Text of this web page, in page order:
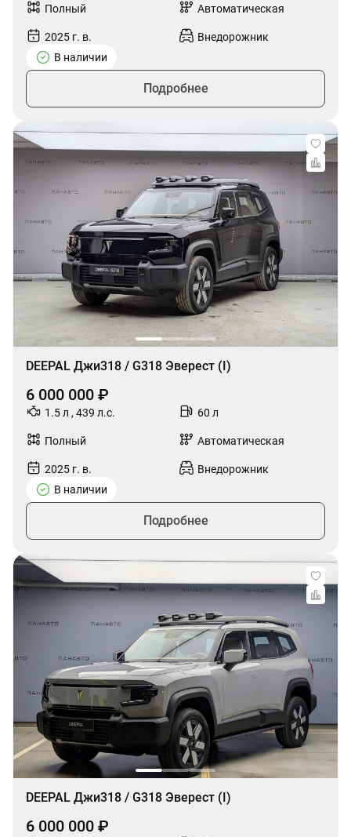
Полный Автоматическая
2025 г. в.
Внедорожник
В наличии
Подробнее
DEEPAL Джи318 / G318 Эверест (I)
6 000 000 ₽
1.5 л , 439 л.с. 60 л
Полный Автоматическая
2025 г. в.
Внедорожник
В наличии
Подробнее
DEEPAL Джи318 / G318 Эверест (I)
6 000 000 ₽